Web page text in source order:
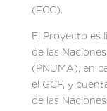
(FCC).
El Proyecto es
de las
(PNUMA), en
el GCF, y
de las